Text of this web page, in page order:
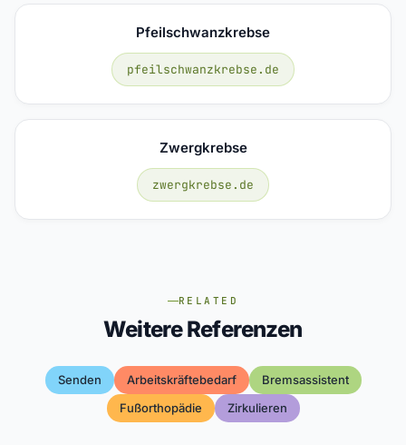
Pfeilschwanzkrebse
pfeilschwanzkrebse.de
Zwergkrebse
zwergkrebse.de
RELATED
Weitere Referenzen
Senden Arbeitskräftebedarf
Bremsassistent
Fußorthopädie
Zirkulieren